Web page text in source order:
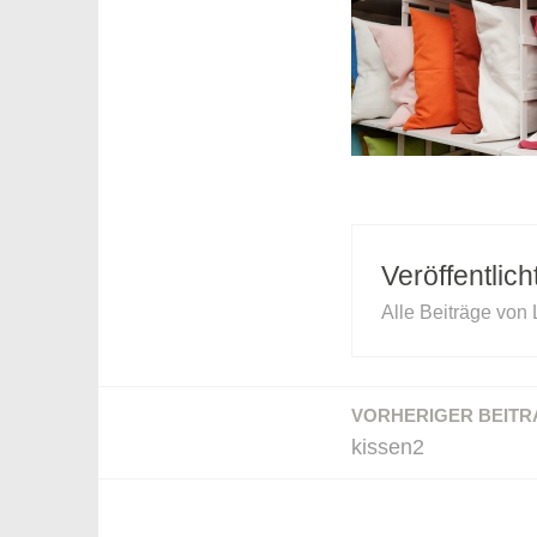
Alle Beiträge von
BeitragsnavigationVORHERIGER
kissen2